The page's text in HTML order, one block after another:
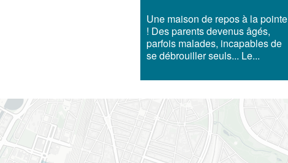
Une maison de repos à la pointe
! Des parents devenus âgés,
parfois malades, incapables de
se débrouiller seuls... Le...